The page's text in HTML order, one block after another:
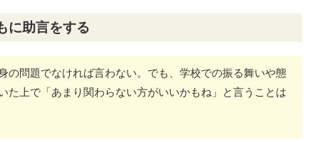
に助言をする
の問題でなければ言わない。でも、学校での振る舞いや態
た上で「あまり関わらない方がいいかもね」と言うことは